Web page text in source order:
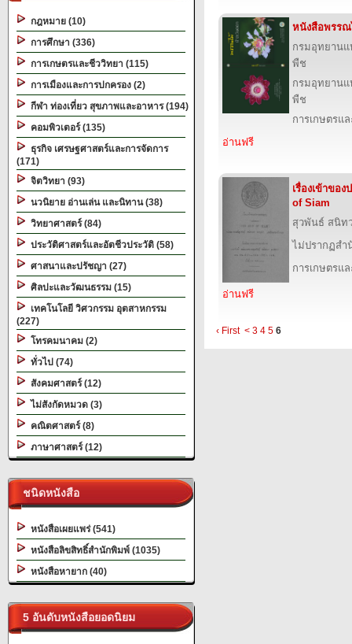
กฎหมาย (10)
การศึกษา (336)
การเกษตรและชีววิทยา (115)
การเมืองและการปกครอง (2)
กีฬา ท่องเที่ยว สุขภาพและอาหาร (194)
คอมพิวเตอร์ (135)
ธุรกิจ เศรษฐศาสตร์และการจัดการ
(171)
จิตวิทยา (93)
นวนิยาย อ่านเล่น และนิทาน (38)
วิทยาศาสตร์ (84)
ประวัติศาสตร์และอัตชีวประวัติ (58)
ศาสนาและปรัชญา (27)
ศิลปะและวัฒนธรรม (15)
เทคโนโลยี วิศวกรรม อุตสาหกรรม
(227)
โทรคมนาคม (2)
ทั่วไป (74)
สังคมศาสตร์ (12)
ไม่สังกัดหมวด (3)
คณิตศาสตร์ (8)
ภาษาศาสตร์ (12)
ชนิดหนังสือ
หนังสือเผยแพร่ (541)
หนังสือลิขสิทธิ์สำนักพิมพ์ (1035)
หนังสือหายาก (40)
5 อันดับหนังสือยอดนิยม
หนังสือพรร
กรมอุทยาน
พืช
กรมอุทยาน
พืช
การเกษตรแ
อ่านฟรี
เรื่องเข้าขอ
of Siam
สุวพันธ์ สนิท
ไม่ปรากฏส
การเกษตรแ
อ่านฟรี
‹ First < 3 4 5 6